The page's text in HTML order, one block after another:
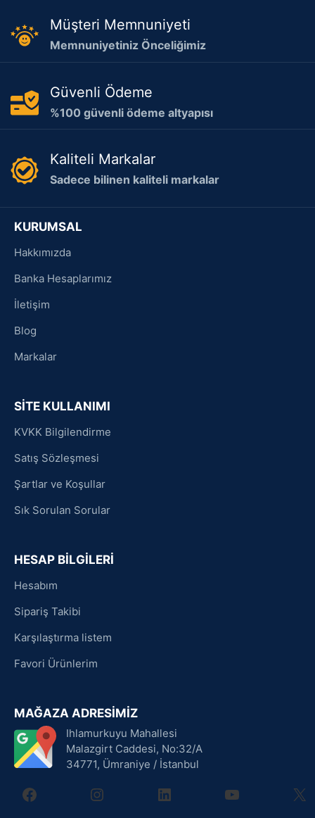
Müşteri Memnuniyeti
Memnuniyetiniz Önceliğimiz
Güvenli Ödeme
%100 güvenli ödeme altyapısı
Kaliteli Markalar
Sadece bilinen kaliteli markalar
KURUMSAL
Hakkımızda
Banka Hesaplarımız
İletişim
Blog
Markalar
SİTE KULLANIMI
KVKK Bilgilendirme
Satış Sözleşmesi
Şartlar ve Koşullar
Sık Sorulan Sorular
HESAP BİLGİLERİ
Hesabım
Sipariş Takibi
Karşılaştırma listem
Favori Ürünlerim
MAĞAZA ADRESİMİZ
Ihlamurkuyu Mahallesi
Malazgirt Caddesi, No:32/A
34771, Ümraniye / İstanbul
facebookinstagramlinkedin youtube X